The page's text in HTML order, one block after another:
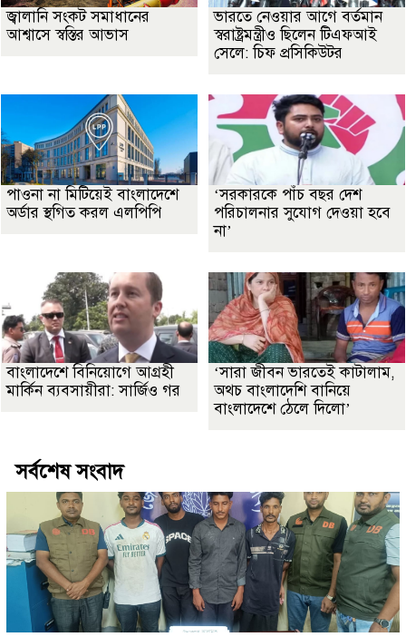
জ্বালানি সংকট সমাধানের
আশ্বাসে স্বস্তির আভাস
ভারতে নেওয়ার আগে বর্তমান
স্বরাষ্ট্রমন্ত্রীও ছিলেন টিএফআই
সেলে: চিফ প্রসিকিউটর
পাওনা না মিটিয়েই বাংলাদেশে
অর্ডার স্থগিত করল এলপিপি
‘সরকারকে পাঁচ বছর দেশ
পরিচালনার সুযোগ দেওয়া হবে
না’
বাংলাদেশে বিনিয়োগে আগ্রহী
মার্কিন ব্যবসায়ীরা: সার্জিও গর
‘সারা জীবন ভারতেই কাটালাম,
অথচ বাংলাদেশি বানিয়ে
বাংলাদেশে ঠেলে দিলো’
সর্বশেষ সংবাদ